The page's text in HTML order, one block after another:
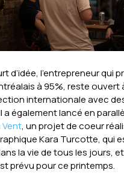
d’idée, l’entrepreneur qui
à 95%, reste ouvert
internationale avec
a également lancé en
Vent, un projet de coeur
Kara Turcotte, qui
la vie de tous les jours,
prévu pour ce printemps.